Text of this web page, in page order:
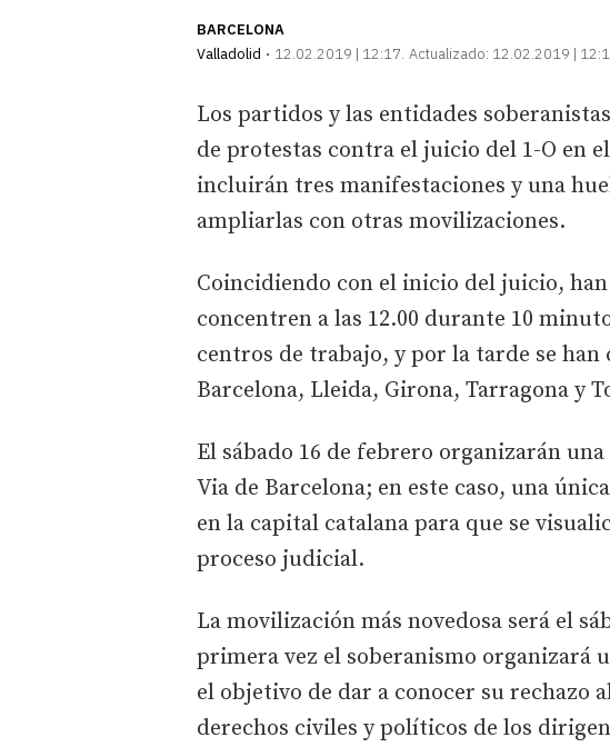
BARCELONA
Valladolid
12.02.2019 | 12:17 Actualizado: 12.02.2019 |
Los partidos y las entidades
de protestas contra el juicio del 1-O en
incluirán tres manifestaciones y una
ampliarlas con otras movilizaciones.
Coincidiendo con el inicio del juicio, han
concentren a las 12.00 durante 10
centros de trabajo, y por la tarde se han
Barcelona, Lleida, Girona, Tarragona y
El sábado 16 de febrero organizarán
Via de Barcelona; en este caso, una
en la capital catalana para que se
proceso judicial.
La movilización más novedosa será el
primera vez el soberanismo organizará
el objetivo de dar a conocer su rechazo
derechos civiles y políticos de los